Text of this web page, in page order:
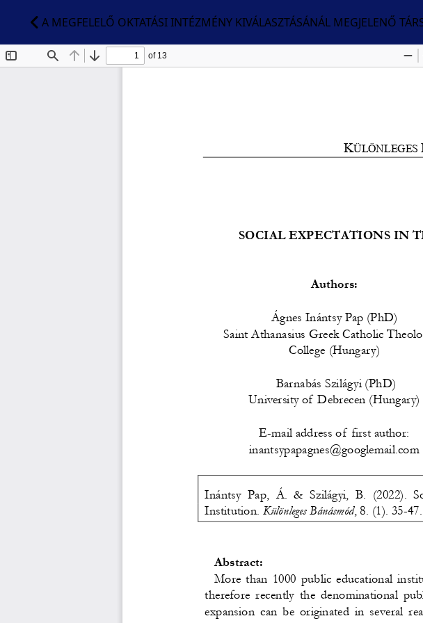
A MEGFELELŐ OKTATÁSI INTÉZMÉNY KIVÁLASZTÁSÁNÁL MEGJELENŐ